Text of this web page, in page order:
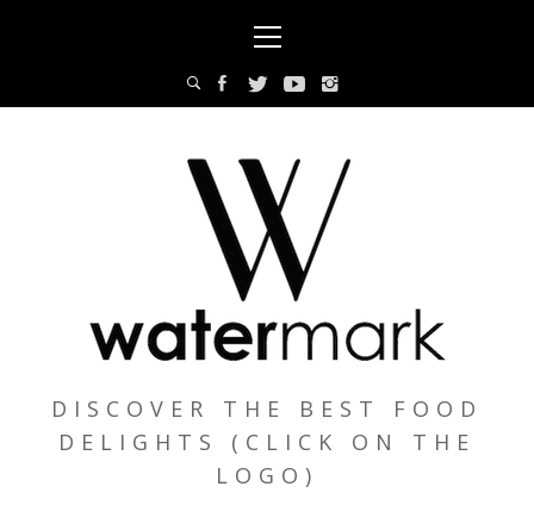
Menu
DISCOVER THE BEST FOOD
DELIGHTS (CLICK ON THE
LOGO)